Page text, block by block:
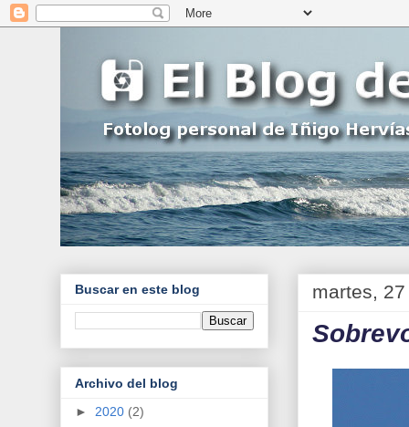
martes,
Buscar en este blog
Archivo del blog
► 2020 (2)